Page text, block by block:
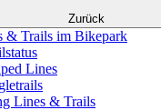
Zurück
& Trails im Bikepark
Lines
Lines & Trails